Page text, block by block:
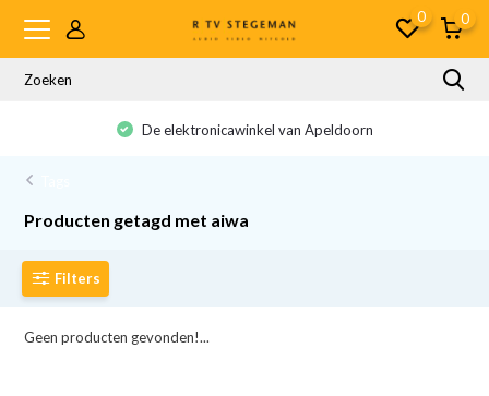
0 0
De elektronicawinkel van Apeldoorn
Producten getagd met aiwa
Filters
Geen producten gevonden!...